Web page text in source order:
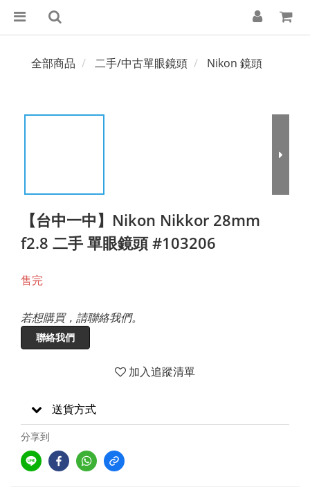
全部商品 二手/中古單眼鏡頭 Nikon 鏡頭
【台中一中】Nikon Nikkor 28mm
f2.8 二手 單眼鏡頭 #103206
售完
若想購買，請聯絡我們。
聯絡我們
加入追蹤清單
送貨方式
分享到